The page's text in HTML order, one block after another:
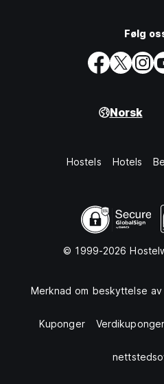
Følg
Norsk
Hostels Hotels
© 1999-2026
Merknad om beskyttelse av
Kuponger Verdikuponger